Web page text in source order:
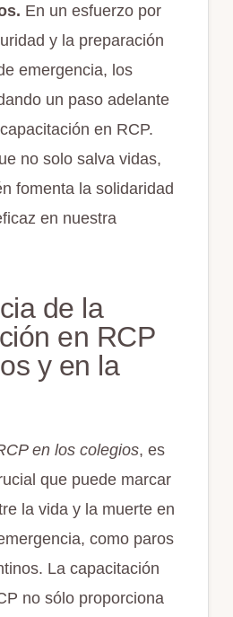
En un esfuerzo por
y la preparación
emergencia, los
un paso adelante
en RCP.
no solo salva vidas,
fomenta la solidaridad
en nuestra
de la
en RCP
y en la
en los colegios, es
que puede marcar
la vida y la muerte en
como paros
La capacitación
no sólo proporciona